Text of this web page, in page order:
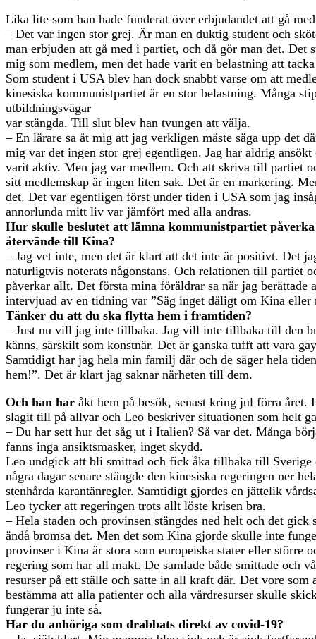
Lika lite som han hade funderat över erbjudandet att gå
– Det var ingen stor grej. Är man en duktig student och
man erbjuden att gå med i partiet, och då gör man det. Det
mig som medlem, men det hade varit en belastning att
Som student i USA blev han dock snabbt varse om att
kinesiska kommunistpartiet är en stor belastning. Många
utbildningsvägar
var stängda. Till slut blev han tvungen att välja.
– En lärare sa åt mig att jag verkligen måste säga upp det
mig var det ingen stor grej egentligen. Jag har aldrig
varit aktiv. Men jag var medlem. Och att skriva till partiet
sitt medlemskap är ingen liten sak. Det är en markering.
det. Det var egentligen först under tiden i USA som jag
annorlunda mitt liv var jämfört med alla andras.
Hur skulle beslutet att lämna kommunist­partiet
återvände till Kina?
– Jag vet inte, men det är klart att det inte är positivt. Det
naturligtvis ­noterats någonstans. Och relationen till partiet
påverkar allt. Det första mina föräldrar sa när jag berättade
intervjuad av en tidning var ”Säg inget dåligt om Kina eller
Tänker du att du ska flytta hem i fram­tiden?
– Just nu vill jag inte tillbaka. Jag vill inte tillbaka till den
känns, särskilt som konstnär. Det är ganska tufft att vara
Samtidigt har jag hela min familj där och de säger hela
hem!”. Det är klart jag saknar närheten till dem.
Och han har åkt hem på besök, senast kring jul förra året.
slagit till på allvar och Leo beskriver situationen som helt
– Du har sett hur det såg ut i Italien? Så var det. Många
fanns inga ansiktsmasker, inget skydd.
Leo undgick att bli smittad och fick åka tillbaka till Sverige
några dagar senare stängde den kinesiska regeringen ner
stenhårda karantänregler. Samtidigt gjordes en jättelik
Leo tycker att regeringen trots allt löste krisen bra.
– Hela staden och provinsen stängdes ned helt och det gick
ändå bromsa det. Men det som Kina gjorde skulle inte
provinser i Kina är stora som europeiska stater eller större
regering som har all makt. De samlade både smittade och
resurser på ett ställe och satte in all kraft där. Det vore som
bestämma att alla patienter och alla vårdresurser skulle
fungerar ju inte så.
Har du anhöriga som drabbats direkt av covid-19?